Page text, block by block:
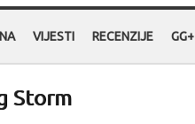
VIJESTI RECENZIJE GG+
Storm